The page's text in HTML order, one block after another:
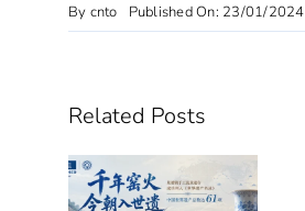
By cnto Published On: 23/01/2024
Related Posts